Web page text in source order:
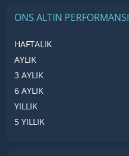
ONS ALTIN PERFORMANSI
HAFTALIK
AYLIK
3 AYLIK
6 AYLIK
YILLIK
5 YILLIK